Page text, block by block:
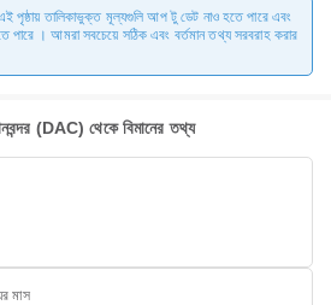
পৃষ্ঠায় তালিকাভুক্ত মূল্যগুলি আপ টু ডেট নাও হতে পারে এবং
পারে । আমরা সবচেয়ে সঠিক এবং বর্তমান তথ্য সরবরাহ করার
(DAC) থেকে বিমানের তথ্য
মাস